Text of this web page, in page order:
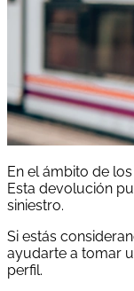
En el ámbito de
Esta devolución
siniestro.
Si estás
ayudarte a tomar
perfil.